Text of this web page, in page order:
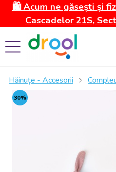
🛍️ Acum ne găsești și
Cascadelor 21S,
Hăinuțe - Accesorii
30%